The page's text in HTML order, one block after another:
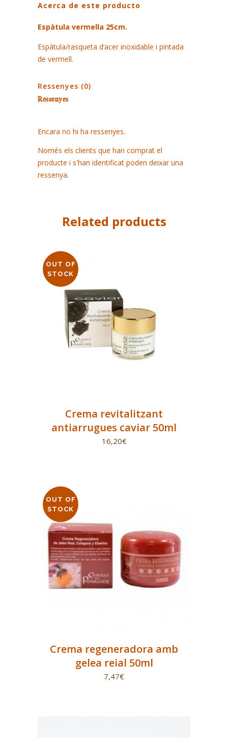
quantity
Acerca de este producto
Espàtula vermella 25cm.
Espàtula/rasqueta d’acer inoxidable i pintada
de vermell.
Ressenyes (0)
Ressenyes
Encara no hi ha ressenyes.
Només els clients que han comprat el
producte i s'han identificat poden deixar una
ressenya.
Related products
Crema revitalitzant
antiarrugues caviar 50ml
16,20€
OUT OF
STOCK
Crema regeneradora amb
gelea reial 50ml
7,47€
OUT OF
STOCK